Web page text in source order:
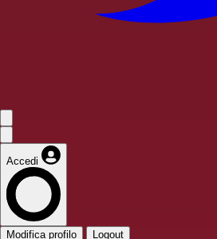
Accedi
Modifica profilo Logout